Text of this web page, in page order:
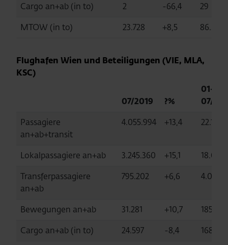
Cargo an+ab (in to)
2 -66,4
29
MTOW (in to)
23.728 +8,5 86.566
Flughafen Wien und Beteiligungen (VIE, MLA,
KSC)
07/2019 ?%
01-
07/
Passagiere
an+ab+transit
4.055.994 +13,4
Lokalpassagiere an+ab 3.245.360 +15,1
Transferpassagiere
an+ab
795.202 +6,6
Bewegungen an+ab 31.281 +10,7
185.755
Cargo an+ab (in to)
24.597 -8,4